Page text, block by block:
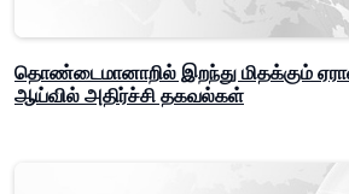
தொண்டைமானாறில் இறந்து மிதக்கும்
ஆய்வில் அதிர்ச்சி தகவல்கள்